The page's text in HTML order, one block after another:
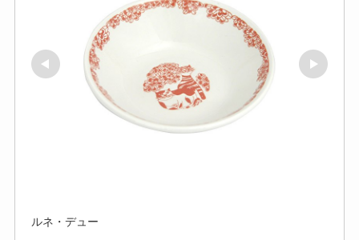
ルネ・デュー